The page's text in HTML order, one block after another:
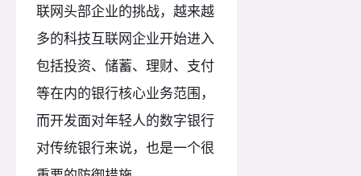
联网头部企业的挑战，越来越
多的科技互联网企业开始进入
包括投资、储蓄、理财、支付
等在内的银行核心业务范围，
而开发面对年轻人的数字银行
对传统银行来说，也是一个很